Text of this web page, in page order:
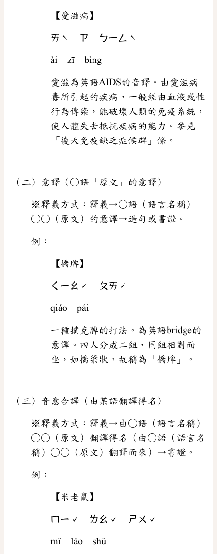
【愛滋病】
ㄞˋ ㄗ ㄅㄧㄥˋ
ài zī bìng
愛滋為英語AIDS的音譯。由愛滋病
毒所引起的疾病，一般經由血液或性
行為傳染，能破壞人類的免疫系統，
使人體失去抵抗疾病的能力。參見
「後天免疫缺乏症候群」條。
（二）意譯（○語「原文」的意譯）
※釋義方式：釋義→○語（語言名稱）
○○（原文）的意譯→造句或書證。
例：
【橋牌】
ㄑㄧㄠˊ ㄆㄞˊ
qiáo pái
一種撲克牌的打法。為英語bridge的
意譯。四人分成二組，同組相對而
坐，如橋梁狀，故稱為「橋牌」。
（三）音意合譯（由某語翻譯得名）
※釋義方式：釋義→由○語（語言名稱）
○○（原文）翻譯得名（由○語（語言名
稱）○○（原文）翻譯而來）→書證。
例：
【米老鼠】
ㄇㄧˇ ㄌㄠˇ ㄕㄨˇ
mǐ lǎo shǔ